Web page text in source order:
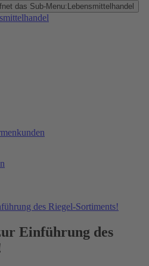
das Sub-Menu: Lebensmittelhandel
des Riegel-Sortiments!
Einführung des